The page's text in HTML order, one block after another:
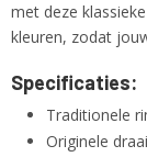
met deze
kleuren, zodat
Specificaties:
Traditionele
Originele